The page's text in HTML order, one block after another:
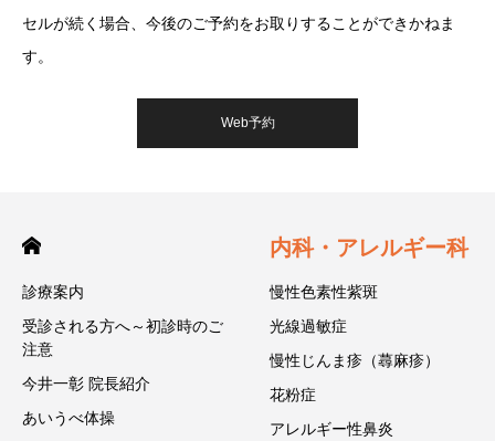
セルが続く場合、今後のご予約をお取りすることができかねま
す。
Web予約
診療案内
受診される方へ～初診時のご
注意
今井一彰 院長紹介
あいうべ体操
内科・アレルギー科
慢性色素性紫斑
光線過敏症
慢性じんま疹（蕁麻疹）
花粉症
アレルギー性鼻炎